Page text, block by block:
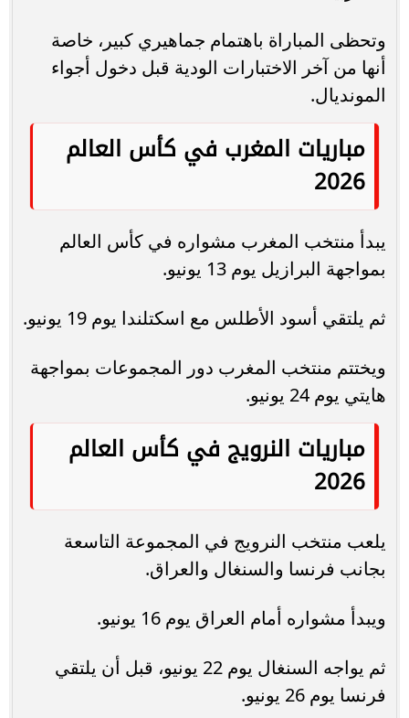
وتحظى المباراة باهتمام جماهيري كبير، خاصة
أنها من آخر الاختبارات الودية قبل دخول أجواء
المونديال.
مباريات المغرب في كأس العالم
2026
يبدأ منتخب المغرب مشواره في كأس العالم
بمواجهة البرازيل يوم 13 يونيو.
ثم يلتقي أسود الأطلس مع اسكتلندا يوم 19 يونيو.
ويختتم منتخب المغرب دور المجموعات بمواجهة
هايتي يوم 24 يونيو.
مباريات النرويج في كأس العالم
2026
يلعب منتخب النرويج في المجموعة التاسعة
بجانب فرنسا والسنغال والعراق.
ويبدأ مشواره أمام العراق يوم 16 يونيو.
ثم يواجه السنغال يوم 22 يونيو، قبل أن يلتقي
فرنسا يوم 26 يونيو.